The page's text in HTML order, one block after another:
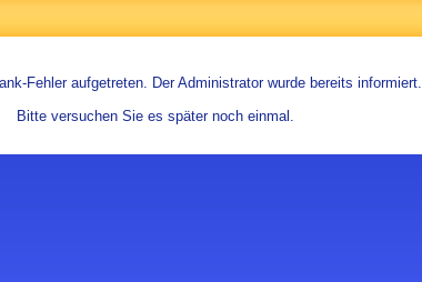
Fehler aufgetreten. Der Administrator wurde bereits informiert.
Bitte versuchen Sie es später noch einmal.